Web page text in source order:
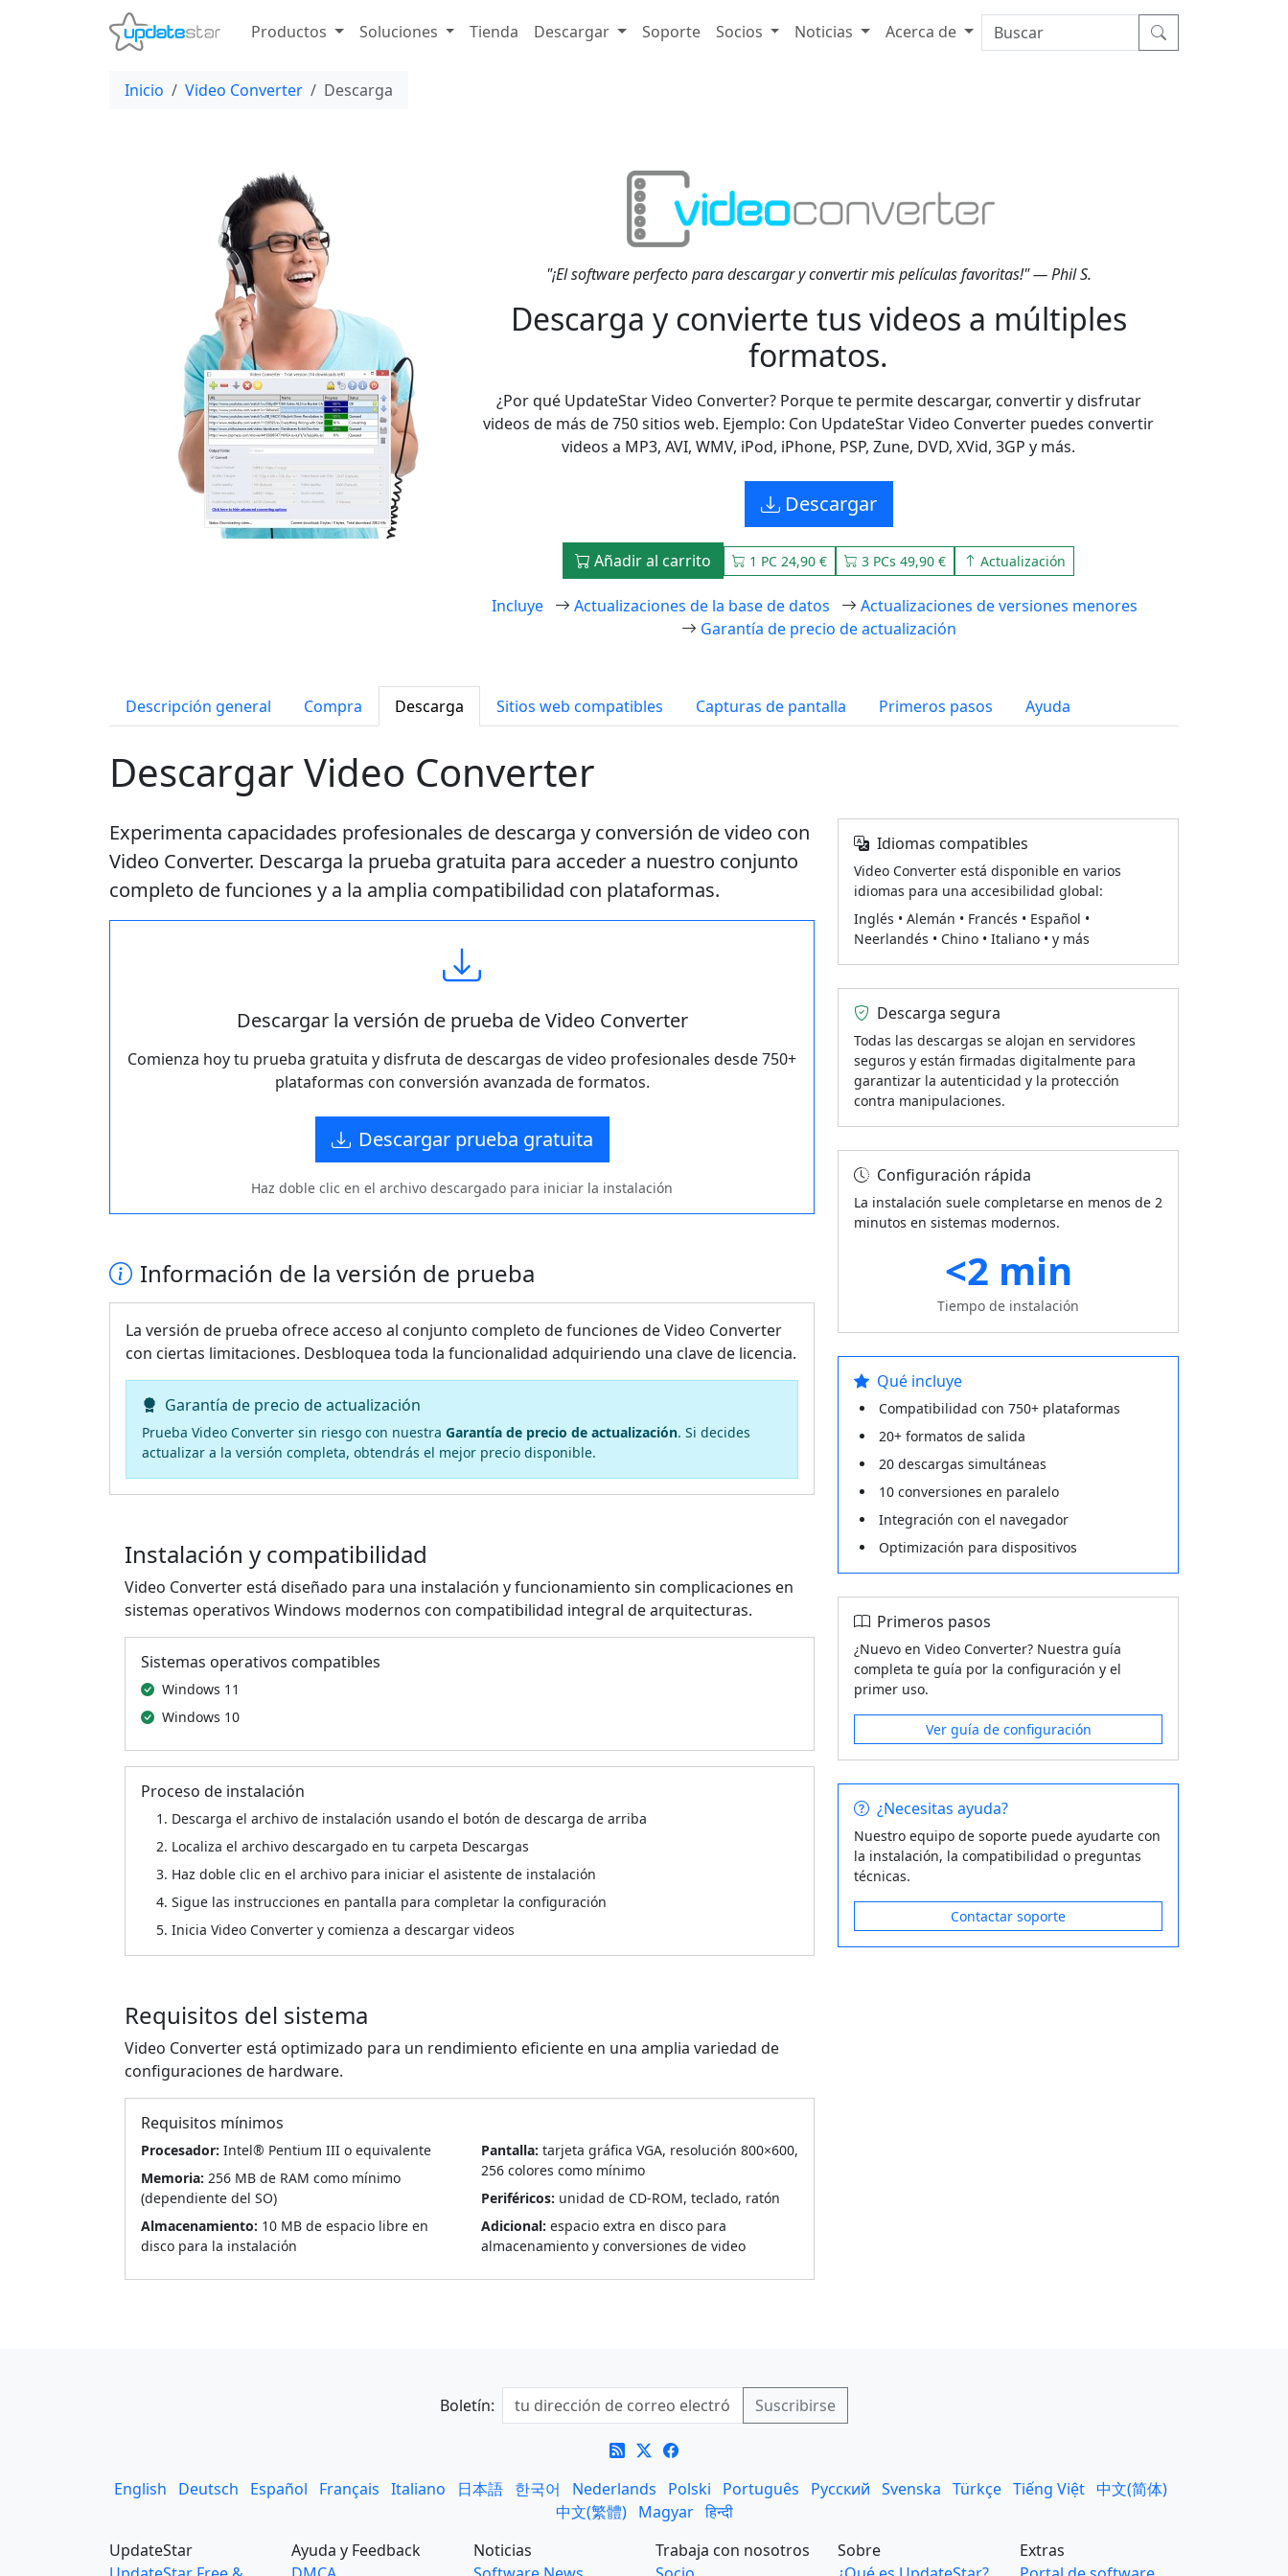
Productos Soluciones Tienda Descargar Soporte Socios Noticias Acerca de
Inicio Video Converter Descarga
"¡El software perfecto para descargar y convertir mis películas favoritas!" — Phil S.
Descarga y convierte tus videos a múltiples
formatos.
¿Por qué UpdateStar Video Converter? Porque te permite descargar, convertir y disfrutar
videos de más de 750 sitios web. Ejemplo: Con UpdateStar Video Converter puedes convertir
videos a MP3, AVI, WMV, iPod, iPhone, PSP, Zune, DVD, XVid, 3GP y más.
Descargar
Añadir al carrito 1 PC 24,90 € 3 PCs 49,90 € Actualización
Incluye Actualizaciones de la base de datos
Actualizaciones de versiones menores
Garantía de precio de actualización
Descripción general Compra Descarga Sitios web compatibles Capturas de pantalla Primeros pasos Ayuda
Descargar Video Converter
Experimenta capacidades profesionales de descarga y conversión de video con
Video Converter. Descarga la prueba gratuita para acceder a nuestro conjunto
completo de funciones y a la amplia compatibilidad con plataformas.
Descargar la versión de prueba de Video Converter
Comienza hoy tu prueba gratuita y disfruta de descargas de video profesionales desde 750+
plataformas con conversión avanzada de formatos.
Descargar prueba gratuita
Haz doble clic en el archivo descargado para iniciar la instalación
Información de la versión de prueba
La versión de prueba ofrece acceso al conjunto completo de funciones de Video Converter
con ciertas limitaciones. Desbloquea toda la funcionalidad adquiriendo una clave de licencia.
Garantía de precio de actualización
Prueba Video Converter sin riesgo con nuestra Garantía de precio de actualización. Si decides
actualizar a la versión completa, obtendrás el mejor precio disponible.
Instalación y compatibilidad
Video Converter está diseñado para una instalación y funcionamiento sin complicaciones en
sistemas operativos Windows modernos con compatibilidad integral de arquitecturas.
Sistemas operativos compatibles
Windows 11
Windows 10
Proceso de instalación
Descarga el archivo de instalación usando el botón de descarga de arriba
Localiza el archivo descargado en tu carpeta Descargas
Haz doble clic en el archivo para iniciar el asistente de instalación
Sigue las instrucciones en pantalla para completar la configuración
Inicia Video Converter y comienza a descargar videos
Requisitos del sistema
Video Converter está optimizado para un rendimiento eficiente en una amplia variedad de
configuraciones de hardware.
Requisitos mínimos
Procesador: Intel® Pentium III o equivalente
Memoria: 256 MB de RAM como mínimo
(dependiente del SO)
Almacenamiento: 10 MB de espacio libre en
disco para la instalación
Pantalla: tarjeta gráfica VGA, resolución 800×600,
256 colores como mínimo
Periféricos: unidad de CD-ROM, teclado, ratón
Adicional: espacio extra en disco para
almacenamiento y conversiones de video
Idiomas compatibles
Video Converter está disponible en varios
idiomas para una accesibilidad global:
Inglés • Alemán • Francés • Español •
Neerlandés • Chino • Italiano • y más
Descarga segura
Todas las descargas se alojan en servidores
seguros y están firmadas digitalmente para
garantizar la autenticidad y la protección
contra manipulaciones.
Configuración rápida
La instalación suele completarse en menos de 2
minutos en sistemas modernos.
<2 min
Tiempo de instalación
Qué incluye
Compatibilidad con 750+ plataformas
20+ formatos de salida
20 descargas simultáneas
10 conversiones en paralelo
Integración con el navegador
Optimización para dispositivos
Primeros pasos
¿Nuevo en Video Converter? Nuestra guía
completa te guía por la configuración y el
primer uso.
Ver guía de configuración
¿Necesitas ayuda?
Nuestro equipo de soporte puede ayudarte con
la instalación, la compatibilidad o preguntas
técnicas.
Contactar soporte
Boletín:
English Deutsch Español Français Italiano 日本語 한국어 Nederlands Polski Português Русский Svenska Türkçe Tiếng Việt 中文(简体)
中文(繁體)
Magyar हिन्दी
UpdateStar
Ayuda y Feedback
Noticias
Trabaja con nosotros
Sobre
Extras